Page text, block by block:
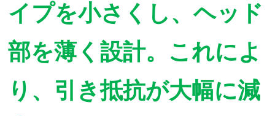
イプを小さくし、ヘッド
部を薄く設計。これによ
り、引き抵抗が大幅に減